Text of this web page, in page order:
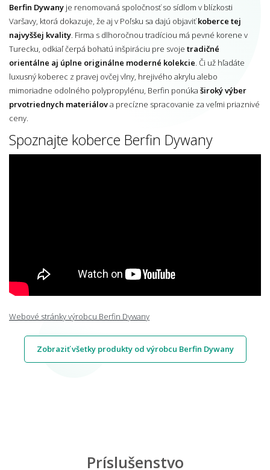
Berfin Dywany je renomovaná spoločnosť so sídlom v blízkosti
Varšavy, ktorá dokazuje, že aj v Poľsku sa dajú objaviťkoberce tej
najvyššej kvality . Firma s dlhoročnou tradíciou má pevné korene v
Turecku, odkiaľ čerpá bohatú inšpiráciu pre svoje tradičné
orientálne aj úplne originálne moderné kolekcie . Či už hľadáte
luxusný koberec z pravej ovčej vlny, hrejivého akrylu alebo
mimoriadne odolného polypropylénu, Berfin ponúka široký výber
prvotriednych materiálova precízne spracovanie za veľmi priaznivé
ceny.
Spoznajte koberce Berfin Dywany
Webové stránky výrobcu Berfin Dywany
Zobraziť všetky produkty od výrobcu Berfin Dywany
Príslušenstvo